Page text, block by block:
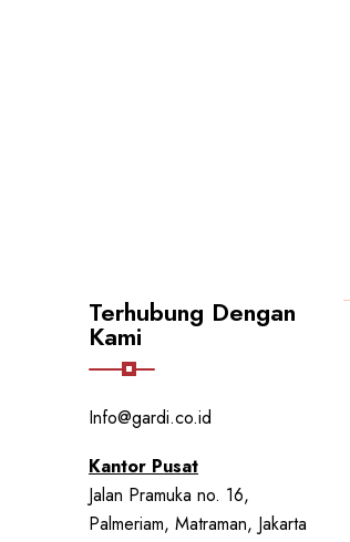
Terhubung Dengan
Kami
Info@gardi.co.id
Kantor Pusat
Jalan Pramuka no. 16,
Palmeriam, Matraman, Jakarta